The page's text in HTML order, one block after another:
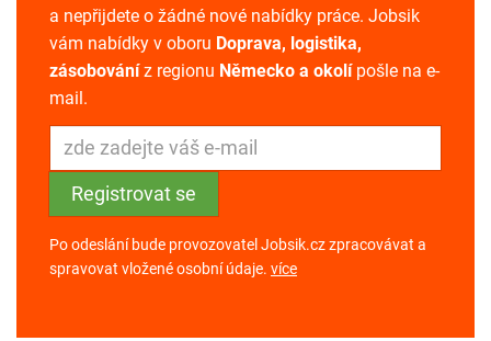
a nepřijdete o žádné nové nabídky práce. Jobsik
vám nabídky v oboru Doprava, logistika,
zásobováníz regionu Německo a okolípošle na e-
mail.
Po odeslání bude provozovatel Jobsik.cz zpracovávat a
spravovat vložené osobní údaje. více